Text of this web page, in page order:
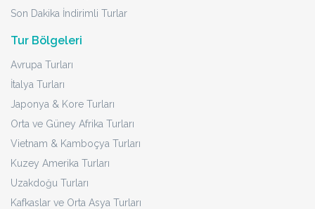
Son Dakika İndirimli Turlar
Tur Bölgeleri
Avrupa Turları
İtalya Turları
Japonya & Kore Turları
Orta ve Güney Afrika Turları
Vietnam & Kamboçya Turları
Kuzey Amerika Turları
Uzakdoğu Turları
Kafkaslar ve Orta Asya Turları